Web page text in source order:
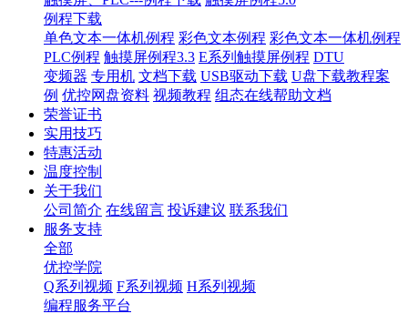
例程下载
单色文本一体机例程 彩色文本例程 彩色文本一体机例程
PLC例程 触摸屏例程3.3 E系列触摸屏例程 DTU
变频器 专用机 文档下载 USB驱动下载 U盘下载教程案
例 优控网盘资料 视频教程 组态在线帮助文档
荣誉证书
实用技巧
特惠活动
温度控制
关于我们
公司简介 在线留言 投诉建议 联系我们
服务支持
全部
优控学院
Q系列视频 F系列视频 H系列视频
编程服务平台